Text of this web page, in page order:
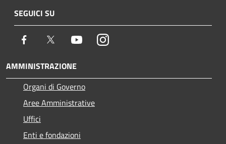
SEGUICI SU
Facebook Twitter YoutubeInstagram
AMMINISTRAZIONE
Organi di Governo
Aree Amministrative
Uffici
Enti e fondazioni